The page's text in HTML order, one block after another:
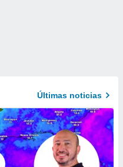
Últimas noticias